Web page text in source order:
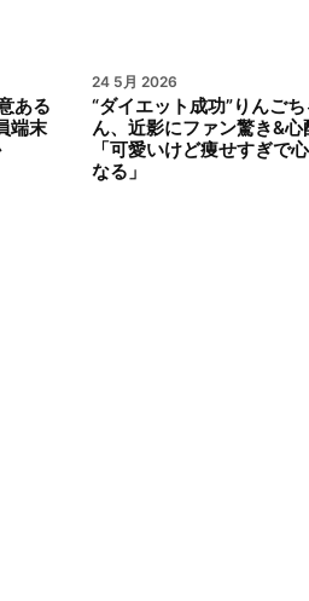
ある
端末
24 5月 2026
“ダイエット成功”りんごち
ん、近影にファン驚き&心
「可愛いけど痩せすぎで
なる」